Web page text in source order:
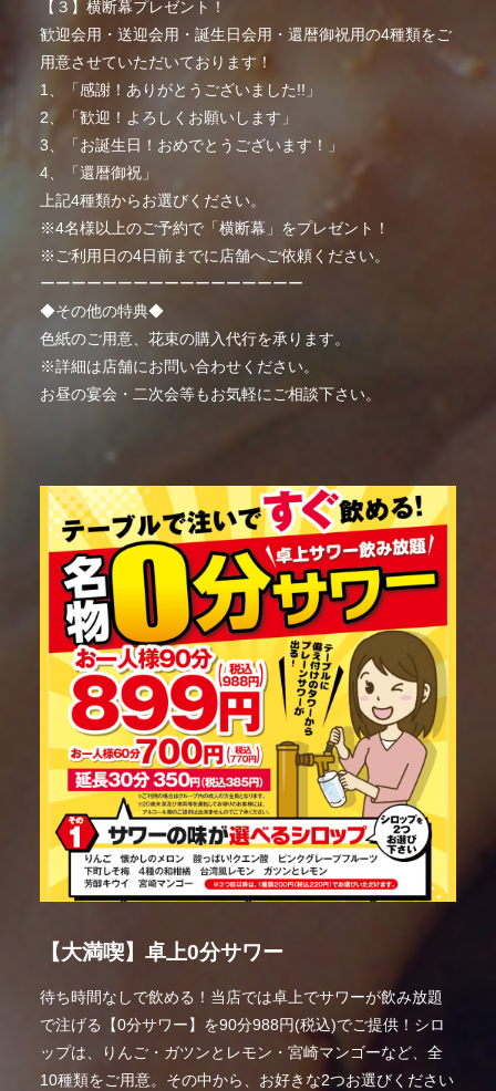
【３】横断幕プレゼント！
歓迎会用・送迎会用・誕生日会用・還暦御祝用の4種類をご
用意させていただいております！
1、「感謝！ありがとうございました!!」
2、「歓迎！よろしくお願いします」
3、「お誕生日！おめでとうございます！」
4、「還暦御祝」
上記4種類からお選びください。
※4名様以上のご予約で「横断幕」をプレゼント！
※ご利用日の4日前までに店舗へご依頼ください。
ーーーーーーーーーーーーーーーーー
◆その他の特典◆
色紙のご用意、花束の購入代行を承ります。
※詳細は店舗にお問い合わせください。
お昼の宴会・二次会等もお気軽にご相談下さい。
【大満喫】卓上0分サワー
待ち時間なしで飲める！当店では卓上でサワーが飲み放題
で注げる【0分サワー】を90分988円(税込)でご提供！シロ
ップは、りんご・ガツンとレモン・宮崎マンゴーなど、全
10種類をご用意。その中から、お好きな2つお選びください